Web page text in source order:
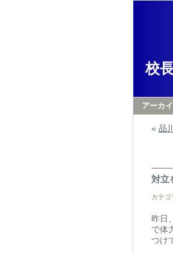
校
アーカ
« 品
対立
カテゴ
昨日
で体
つけ